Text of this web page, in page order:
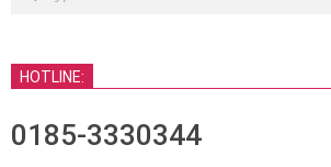
HOTLINE:
0185-3330344